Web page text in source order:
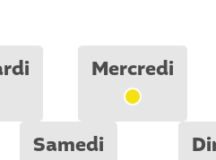
Mercredi
Samedi